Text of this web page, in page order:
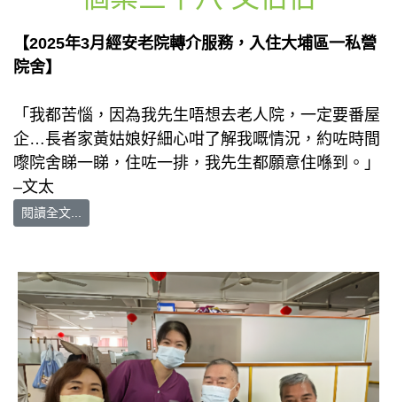
【2025年3月經安老院轉介服務，入住大埔區一私營
院舍】
「我都苦惱，因為我先生唔想去老人院，一定要番屋
企…長者家黃姑娘好細心咁了解我嘅情況，約咗時間
嚟院舍睇一睇，住咗一排，我先生都願意住喺到。」
–文太
閱讀全文...